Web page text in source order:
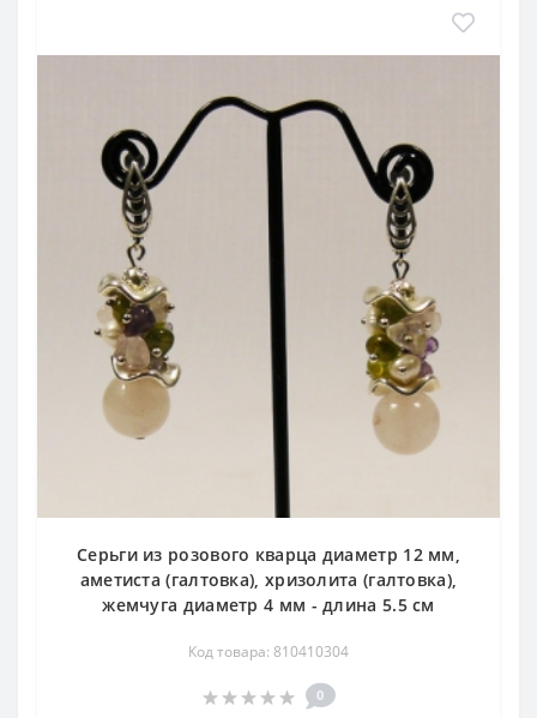
Серьги из розового кварца диаметр 12 мм,
аметиста (галтовка), хризолита (галтовка),
жемчуга диаметр 4 мм - длина 5.5 см
Код товара: 810410304
0